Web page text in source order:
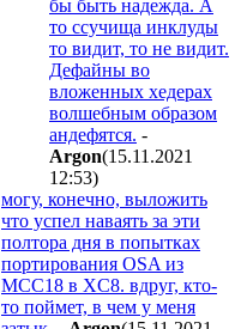
бы быть надежда. А
то ссучища инклуды
то видит, то не видит.
Дефайны во
вложенных хедерах
волшебным образом
андефятся. -
Argon(15.11.2021
12:53)
могу, конечно, выложить
что успел наваять за эти
полтора дня в попытках
портирования OSA из
MCC18 в XC8. вдруг, кто-
то поймет, в чем у меня